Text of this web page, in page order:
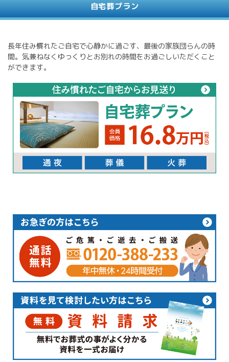
自宅葬プラン
長年住み慣れたご自宅で心静かに過ごす、最後の家族団らんの時
間。気兼ねなくゆっくりとお別れの時間をお過ごしいただくこと
ができます。